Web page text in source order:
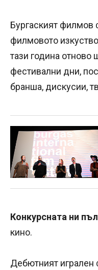
Бургаският филмов
филмовото
тази година
фестивални дни,
бранша, дискусии,
Конкурсната ни
кино.
Дебютният игрален